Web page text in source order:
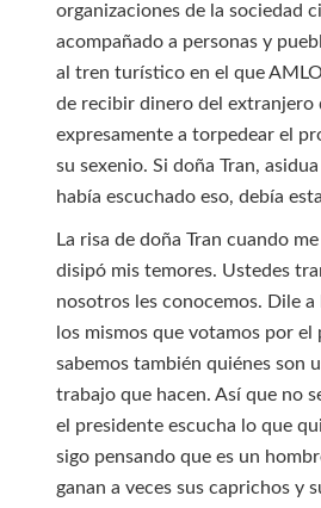
organizaciones de la sociedad
acompañado a personas y
al tren turístico en el que
de recibir dinero del extranjero
expresamente a torpedear el
su sexenio. Si doña Tran,
había escuchado eso, debía
La risa de doña Tran cuando
disipó mis temores. Ustedes
nosotros les conocemos. Dile a
los mismos que votamos por el
sabemos también quiénes son
trabajo que hacen. Así que no
el presidente escucha lo que
sigo pensando que es un
ganan a veces sus caprichos y